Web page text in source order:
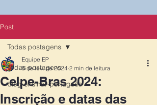
Post
Todas postagens
blog-ensinar-português
Todas postagens
Celpe-Bras 2024:
Inscrição e datas das
Equipe EP
8 de fev. de 2024 2 min de leitura